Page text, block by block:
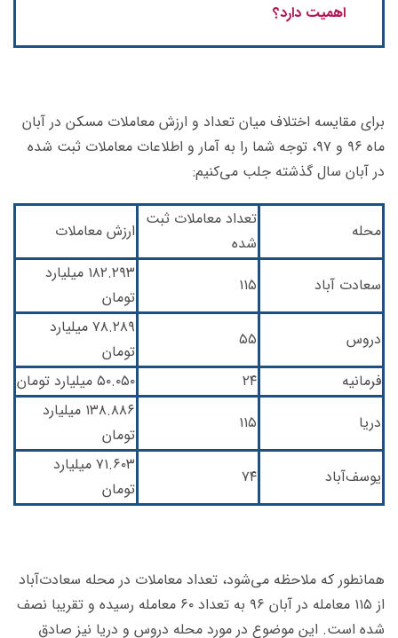
اهمیت دارد؟
برای مقایسه اختلاف میان تعداد و ارزش معاملات مسکن در آبان
ماه ۹۶ و ۹۷، توجه شما را به آمار و اطلاعات معاملات ثبت شده
در آبان سال گذشته جلب می‌کنیم:
محله
تعداد معاملات ثبت
شده
ارزش معاملات
سعادت آباد ۱۱۵
۱۸۲.۲۹۳ میلیارد
تومان
دروس
۵۵
۷۸.۲۸۹ میلیارد
تومان
فرمانیه
۲۴
۵۰.۰۵۰ میلیارد تومان
دریا
۱۱۵
۱۳۸.۸۸۶ میلیارد
تومان
یوسف‌آباد
۷۴
۷۱.۶۰۳ میلیارد
تومان
همانطور که ملاحظه می‌شود، تعداد معاملات در محله سعادت‌آباد
از ۱۱۵ معامله در آبان ۹۶ به تعداد ۶۰ معامله رسیده و تقریبا نصف
شده است. این موضوع در مورد محله دروس و دریا نیز صادق